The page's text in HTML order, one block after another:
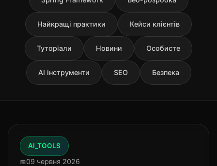
Найкращі практики Кейси клієнтів
Туторіали Новини Особисте
AI інструменти SEO Безпека
AI_TOOLS
09 червня 2026